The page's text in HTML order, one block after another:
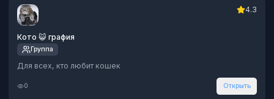
4.3
Кото 😺 графия
Группа
Для всех, кто любит кошек
0 Открыть